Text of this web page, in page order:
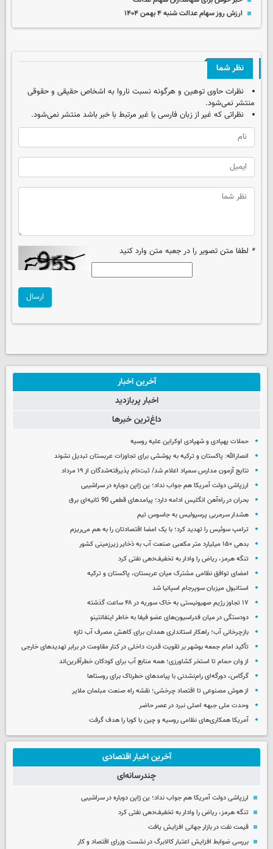
ارزش روز سهام عدالت شنبه ۴ بهمن ۱۴۰۴
نظر شما
نظرات حاوی توهین و هرگونه نسبت ناروا به اشخاص حقیقی و حقوقی
منتشر نمی‌شود.
نظراتی که غیر از زبان فارسی یا غیر مرتبط با خبر باشد منتشر نمی‌شود.
* لطفا متن تصویر را در جعبه متن وارد کنید
ارسال
آخرین اخبار
اخبار پربازدید
داغ‌ترین خبرها
حملات پهپادی و شهپادی اوکراین علیه روسیه
انصارالله: پاکستان و ترکیه به پوششی برای تجاوزات عربستان تبدیل نشوند
نتایج آزمون مدارس سمپاد اعلام شد/ ثبت‌نام پذیرفته‌شدگان از ۱۹ مرداد
ارزپاشی دولت آمریکا هم جواب نداد؛ ین ژاپن دوباره در سراشیبی
بحران در راه‌آهن انگلیس ادامه دارد؛ پیامدهای قطعی 90 ثانیه‌ای برق
هشدار سرمربی پرسپولیس به جاسوس تیم
ترامپ سوئیس را تهدید کرد؛ با یک امضا اقتصادتان را به هم می‌ریزم
بدهی ۱۵۰ میلیارد متر مکعبی صنعت آب به ذخایر زیرزمینی کشور
تنگه هرمز، ریاض را وادار به تخفیف‌دهی نفتی کرد
امضای توافق نظامی مشترک میان عربستان، پاکستان و ترکیه
استانبول میزبان سوپرجام اسپانیا شد
۱۷ تجاوز رژیم صهیونیستی به خاک سوریه در ۴۸ ساعت گذشته
دودستگی در میان فدراسیون‌های عضو فیفا به خاطر اینفانتینو
بازچرخانی آب؛ راهکار استانداری همدان برای کاهش مصرف آب تازه
تأکید امام جمعه بوشهر بر تقویت قدرت داخلی در کنار مقاومت در برابر تهدیدهای خارجی
از وان حمام تا استخر کشاورزی؛ همه منابع آب برای کودکان خطرآفرین‌اند
گرگاس، دورگه‌ای رام‌نشدنی با پیامدهای خطرناک برای روستاها
از هوش مصنوعی تا اقتصاد چرخشی؛ نقشه راه صنعت مبلمان ملایر
وحدت ملی جبهه اصلی نبرد در عصر حاضر
آمریکا همکاری‌های نظامی روسیه و چین با کوبا را هدف گرفت
آخرین اخبار اقتصادی
چندرسانه‌ای
ارزپاشی دولت آمریکا هم جواب نداد؛ ین ژاپن دوباره در سراشیبی
تنگه هرمز، ریاض را وادار به تخفیف‌دهی نفتی کرد
قیمت نفت در بازار جهانی افزایش یافت
بررسی ضوابط افزایش اعتبار کالابرگ در نشست وزرای اقتصاد و کار